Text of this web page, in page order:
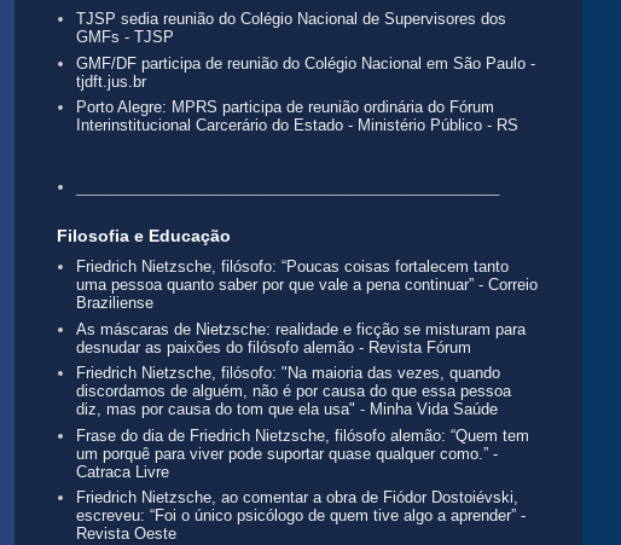
TJSP sedia reunião do Colégio Nacional de Supervisores dos
GMFs - TJSP
GMF/DF participa de reunião do Colégio Nacional em São Paulo -
tjdft.jus.br
Porto Alegre: MPRS participa de reunião ordinária do Fórum
Interinstitucional Carcerário do Estado - Ministério Público - RS
Filosofia e Educação
Friedrich Nietzsche, filósofo: “Poucas coisas fortalecem tanto
uma pessoa quanto saber por que vale a pena continuar” - Correio
Braziliense
As máscaras de Nietzsche: realidade e ficção se misturam para
desnudar as paixões do filósofo alemão - Revista Fórum
Friedrich Nietzsche, filósofo: "Na maioria das vezes, quando
discordamos de alguém, não é por causa do que essa pessoa
diz, mas por causa do tom que ela usa" - Minha Vida Saúde
Frase do dia de Friedrich Nietzsche, filósofo alemão: “Quem tem
um porquê para viver pode suportar quase qualquer como.” -
Catraca Livre
Friedrich Nietzsche, ao comentar a obra de Fiódor Dostoiévski,
escreveu: “Foi o único psicólogo de quem tive algo a aprender” -
Revista Oeste